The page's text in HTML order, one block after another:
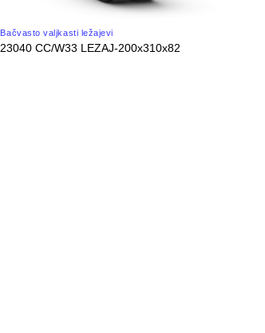
Bačvasto valjkasti ležajevi
23040 CC/W33 LEZAJ-200x310x82